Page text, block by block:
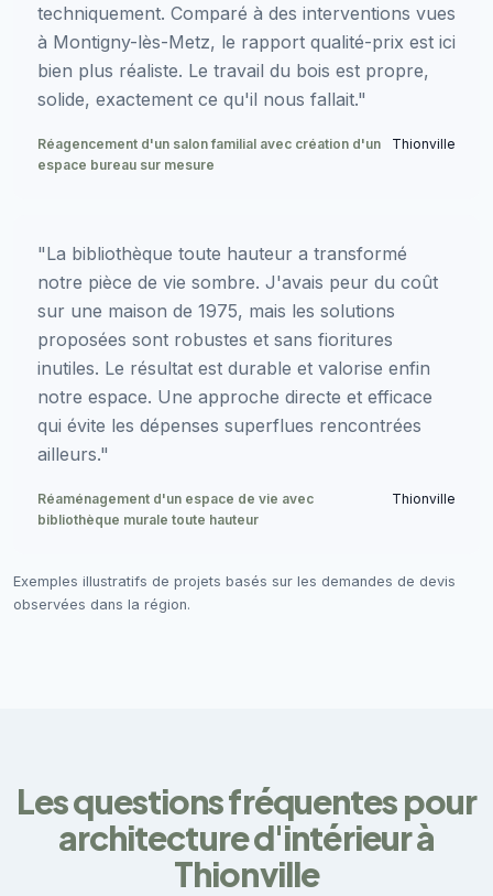
techniquement. Comparé à des interventions vues
à Montigny-lès-Metz, le rapport qualité-prix est ici
bien plus réaliste. Le travail du bois est propre,
solide, exactement ce qu'il nous fallait."
Réagencement d'un salon familial avec création d'un
espace bureau sur mesure
Thionville
"La bibliothèque toute hauteur a transformé
notre pièce de vie sombre. J'avais peur du coût
sur une maison de 1975, mais les solutions
proposées sont robustes et sans fioritures
inutiles. Le résultat est durable et valorise enfin
notre espace. Une approche directe et efficace
qui évite les dépenses superflues rencontrées
ailleurs."
Réaménagement d'un espace de vie avec
bibliothèque murale toute hauteur
Thionville
Exemples illustratifs de projets basés sur les demandes de devis
observées dans la région.
Les questions fréquentes pour
architecture d'intérieur à
Thionville